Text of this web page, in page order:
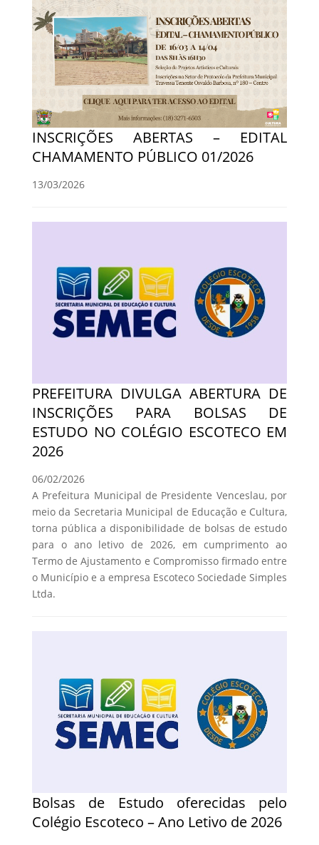
INSCRIÇÕES ABERTAS – EDITAL
CHAMAMENTO PÚBLICO 01/2026
13/03/2026
PREFEITURA DIVULGA ABERTURA DE
INSCRIÇÕES PARA BOLSAS DE
ESTUDO NO COLÉGIO ESCOTECO EM
2026
06/02/2026
A Prefeitura Municipal de Presidente Venceslau, por
meio da Secretaria Municipal de Educação e Cultura,
torna pública a disponibilidade de bolsas de estudo
para o ano letivo de 2026, em cumprimento ao
Termo de Ajustamento e Compromisso firmado entre
o Município e a empresa Escoteco Sociedade Simples
Ltda.
Bolsas de Estudo oferecidas pelo
Colégio Escoteco – Ano Letivo de 2026